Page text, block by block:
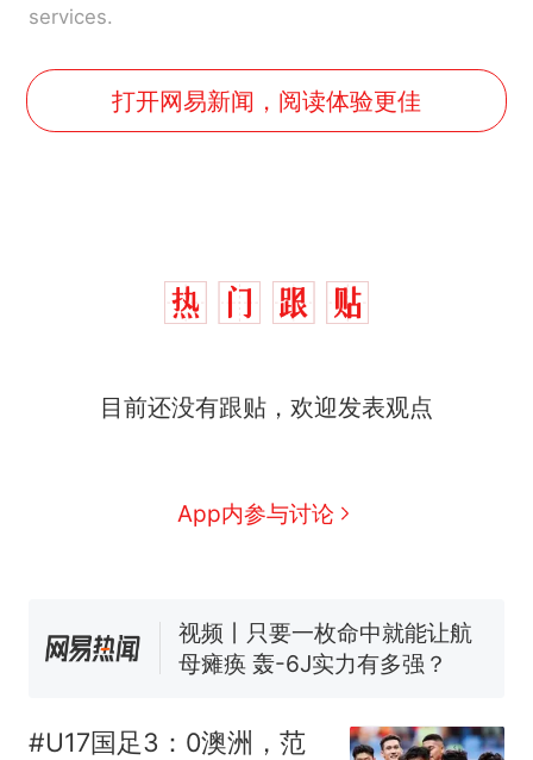
services.
打开网易新闻，阅读体验更佳
目前还没有跟贴，欢迎发表观点
App内参与讨论
热
十多万人报名的考试，成绩
家，刚改国名，总统就邀请中
浙江人戒备 "白海豚"已创我国
纪录 带来严重影响
泰州父亲的手写家书遗失30
年，网友淘到后寄给女儿：花
全部作废，公平么？
#U17国足3：0澳洲，范